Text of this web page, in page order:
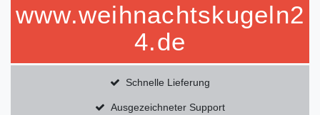
www.weihnachtskugeln2
4.de
Schnelle Lieferung
Ausgezeichneter Support